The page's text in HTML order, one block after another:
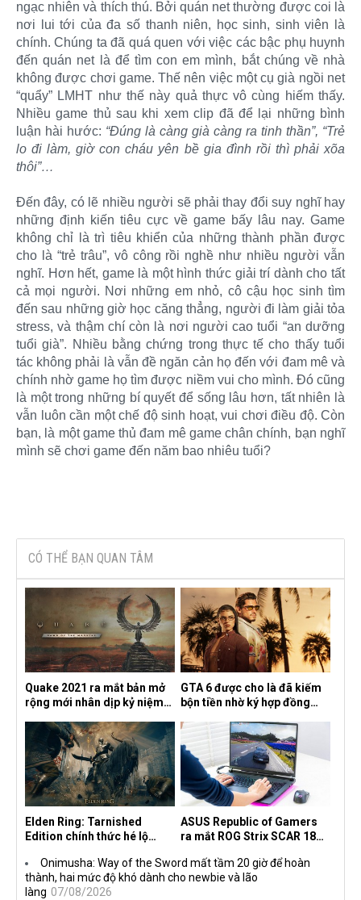
ngạc nhiên và thích thú. Bởi quán net thường được coi là
nơi lui tới của đa số thanh niên, học sinh, sinh viên là
chính. Chúng ta đã quá quen với việc các bậc phụ huynh
đến quán net là để tìm con em mình, bắt chúng về nhà
không được chơi game. Thế nên việc một cụ già ngồi net
“quẩy” LMHT như thế này quả thực vô cùng hiếm thấy.
Nhiều game thủ sau khi xem clip đã để lại những bình
luận hài hước: “Đúng là càng già càng ra tinh thần”, “Trẻ
lo đi làm, giờ con cháu yên bề gia đình rồi thì phải xõa
thôi”…
Đến đây, có lẽ nhiều người sẽ phải thay đổi suy nghĩ hay
những định kiến tiêu cực về game bấy lâu nay. Game
không chỉ là trì tiêu khiển của những thành phần được
cho là “trẻ trâu”, vô công rồi nghề như nhiều người vẫn
nghĩ. Hơn hết, game là một hình thức giải trí dành cho tất
cả mọi người. Nơi những em nhỏ, cô cậu học sinh tìm
đến sau những giờ học căng thẳng, người đi làm giải tỏa
stress, và thậm chí còn là nơi người cao tuổi “an dưỡng
tuổi già”. Nhiều bằng chứng trong thực tế cho thấy tuổi
tác không phải là vẫn đề ngăn cản họ đến với đam mê và
chính nhờ game họ tìm được niềm vui cho mình. Đó cũng
là một trong những bí quyết để sống lâu hơn, tất nhiên là
vẫn luôn cần một chế độ sinh hoạt, vui chơi điều độ. Còn
bạn, là một game thủ đam mê game chân chính, bạn nghĩ
mình sẽ chơi game đến năm bao nhiêu tuổi?
CÓ THỂ BẠN QUAN TÂM
Quake 2021 ra mắt bản mở
rộng mới nhân dịp kỷ niệm
the Machine
GTA 6 được cho là đã kiếm
bộn tiền nhờ ký hợp đồng
Elden Ring: Tarnished
Edition chính thức hé lộ
ASUS Republic of Gamers
ra mắt ROG Strix SCAR 18
Onimusha: Way of the Sword mất tầm 20 giờ để hoàn
thành, hai mức độ khó dành cho newbie và lão
làng 07/08/2026